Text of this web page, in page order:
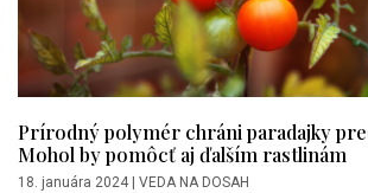
Prírodný polymér chráni paradajky
Mohol by pomôcť aj ďalším rastlinám
18. januára 2024 VEDA NA DOSAH